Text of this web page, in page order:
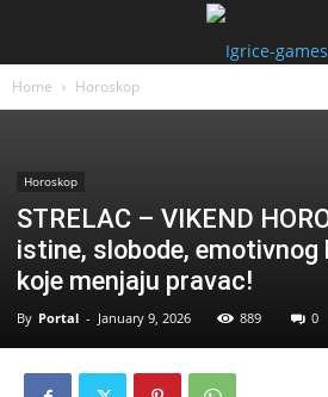
Home Horoskop
Horoskop
STRELAC – VIKEND
istine, slobode, emotivnog
koje menjaju pravac!
By Portal - January 9, 2026 889 0